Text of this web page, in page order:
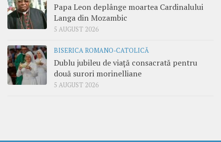
Papa Leon deplânge moartea Cardinalului
Langa din Mozambic
5 AUGUST 2026
BISERICA ROMANO-CATOLICĂ
Dublu jubileu de viață consacrată pentru
două surori morinelliane
5 AUGUST 2026